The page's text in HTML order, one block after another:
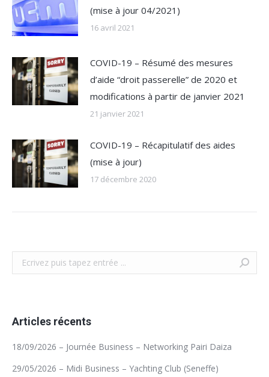
(mise à jour 04/2021)
16 avril 2021
COVID-19 – Résumé des mesures
d’aide “droit passerelle” de 2020 et
modifications à partir de janvier 2021
21 janvier 2021
COVID-19 – Récapitulatif des aides
(mise à jour)
17 décembre 2020
Recherche
Articles récents
18/09/2026 – Journée Business – Networking Pairi Daiza
29/05/2026 – Midi Business – Yachting Club (Seneffe)